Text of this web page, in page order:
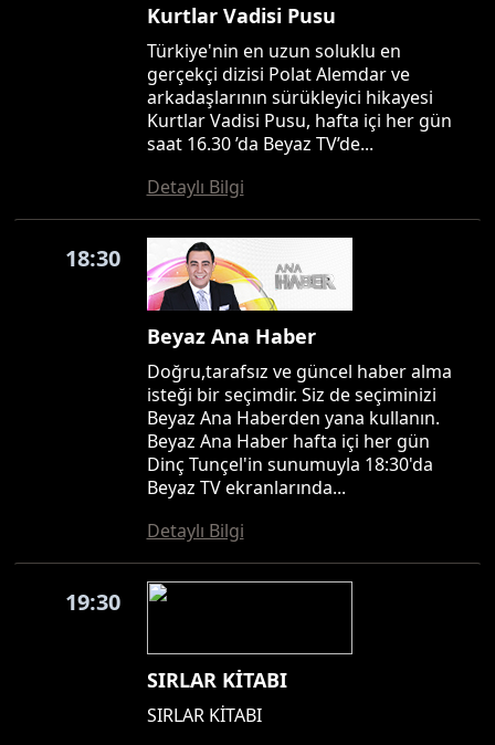
Kurtlar Vadisi Pusu
Türkiye'nin en uzun soluklu en
gerçekçi dizisi Polat Alemdar ve
arkadaşlarının sürükleyici hikayesi
Kurtlar Vadisi Pusu, hafta içi her gün
saat 16.30 ’da Beyaz TV’de...
Detaylı Bilgi
18:30
Beyaz Ana Haber
Doğru,tarafsız ve güncel haber alma
isteği bir seçimdir. Siz de seçiminizi
Beyaz Ana Haberden yana kullanın.
Beyaz Ana Haber hafta içi her gün
Dinç Tunçel'in sunumuyla 18:30'da
Beyaz TV ekranlarında...
Detaylı Bilgi
19:30
SIRLAR KİTABI
SIRLAR KİTABI